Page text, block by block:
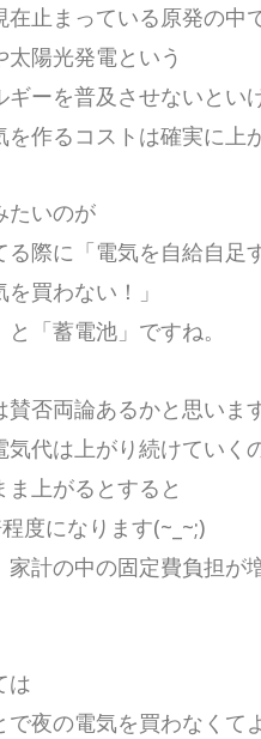
在止まっている原発の
陽光発電という
ギーを普及させないとい
を作るコストは確実に上
たいのが
る際に「電気を自給自足
買わない！」
と「蓄電池」ですね。
賛否両論あるかと思いま
気代は上がり続けていく
上がるとすると
度になります(~_~;)
家計の中の固定費負担
は
で夜の電気を買わなくて